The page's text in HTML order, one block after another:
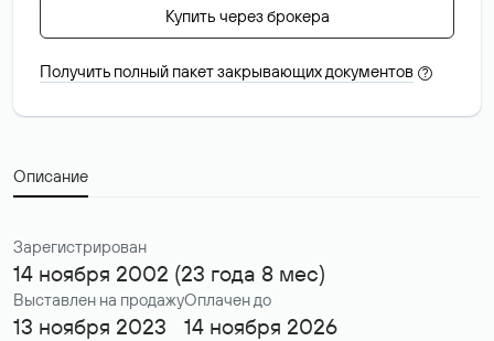
Купить через брокера
Получить полный пакет закрывающих документов ?
Описание
Зарегистрирован
14 ноября 2002 (23 года 8 мес)
Выставлен на продажу
13 ноября 2023
Оплачен до
14 ноября 2026